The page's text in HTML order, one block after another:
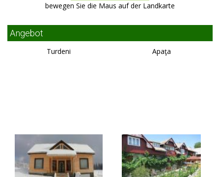
bewegen Sie die Maus auf der Landkarte
Angebot
Turdeni Apaţa